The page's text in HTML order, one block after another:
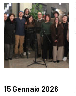
15 Gennaio 2026